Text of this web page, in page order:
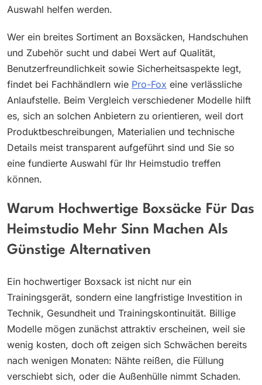
Auswahl helfen werden.
Wer ein breites Sortiment an Boxsäcken, Handschuhen
und Zubehör sucht und dabei Wert auf Qualität,
Benutzerfreundlichkeit sowie Sicherheitsaspekte legt,
findet bei Fachhändlern wie Pro-Fox eine verlässliche
Anlaufstelle. Beim Vergleich verschiedener Modelle hilft
es, sich an solchen Anbietern zu orientieren, weil dort
Produktbeschreibungen, Materialien und technische
Details meist transparent aufgeführt sind und Sie so
eine fundierte Auswahl für Ihr Heimstudio treffen
können.
Warum Hochwertige Boxsäcke Für Das
Heimstudio Mehr Sinn Machen Als
Günstige Alternativen
Ein hochwertiger Boxsack ist nicht nur ein
Trainingsgerät, sondern eine langfristige Investition in
Technik, Gesundheit und Trainingskontinuität. Billige
Modelle mögen zunächst attraktiv erscheinen, weil sie
wenig kosten, doch oft zeigen sich Schwächen bereits
nach wenigen Monaten: Nähte reißen, die Füllung
verschiebt sich, oder die Außenhülle nimmt Schaden.